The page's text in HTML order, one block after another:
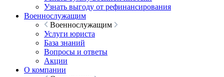
Узнать выгоду от рефинансирования
Военнослужащим
Военнослужащим
Услуги юриста
База знаний
Вопросы и ответы
Акции
О компании